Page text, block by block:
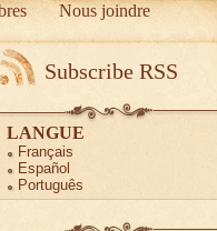
Nous joindre
Subscribe RSS
LANGUE
Français
Español
Português